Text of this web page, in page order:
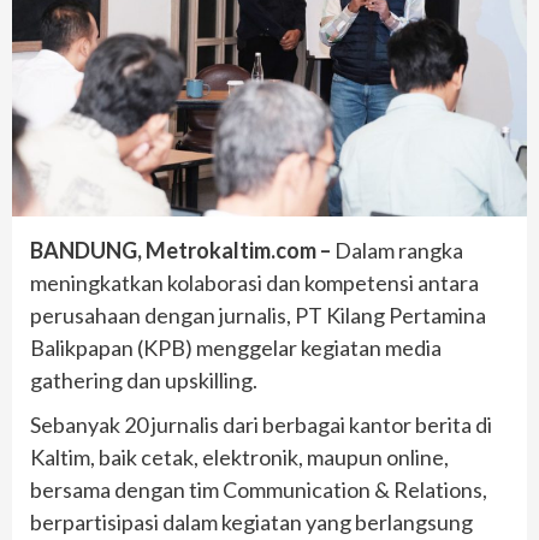
BANDUNG, Metrokaltim.com – Dalam rangka
meningkatkan kolaborasi dan kompetensi antara
perusahaan dengan jurnalis, PT Kilang Pertamina
Balikpapan (KPB) menggelar kegiatan media
gathering dan upskilling.
Sebanyak 20 jurnalis dari berbagai kantor berita di
Kaltim, baik cetak, elektronik, maupun online,
bersama dengan tim Communication & Relations,
berpartisipasi dalam kegiatan yang berlangsung